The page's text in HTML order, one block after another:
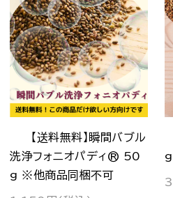
【送料無料】瞬間バブル
洗浄フォニオパディ® 50
g ※他商品同梱不可
g